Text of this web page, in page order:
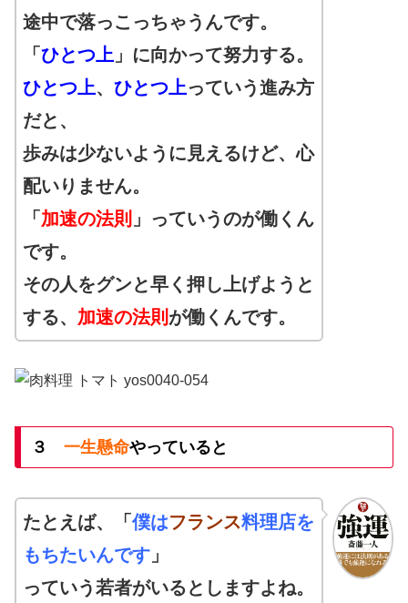
途中で落っこっちゃうんです。
「ひとつ上 」に向かって努力する。
ひとつ上、 ひとつ上っていう進み方
だと、
歩みは少ないように見えるけど、心
配いりません。
「加速の法則 」っていうのが働くん
です。
その人をグンと早く押し上げようと
する、 加速の法則 が働くんです。
３ 一生懸命やっていると
たとえば、「 僕はフランス料理店を
もちたいんです 」
っていう若者がいるとしますよね。